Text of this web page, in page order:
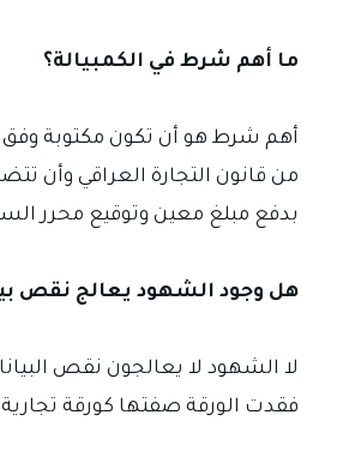
ما أهم شرط في الكمبيالة؟
من قانون التجارة العراقي وأن
بدفع مبلغ معين وتوقيع محرر
هل وجود الشهود يعالج نقص
لا الشهود لا يعالجون نقص
فقدت الورقة صفتها كورقة